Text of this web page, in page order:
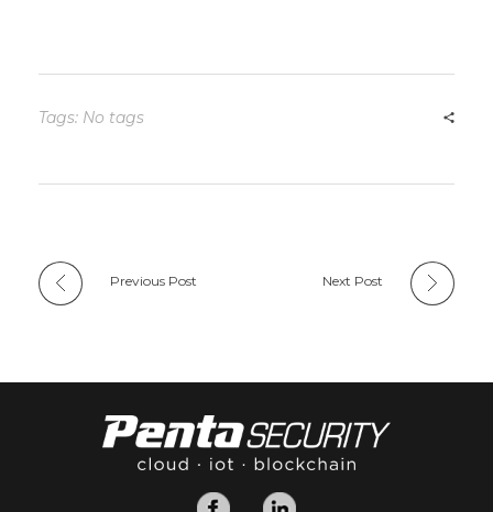
Tags: No tags
Previous Post Next Post